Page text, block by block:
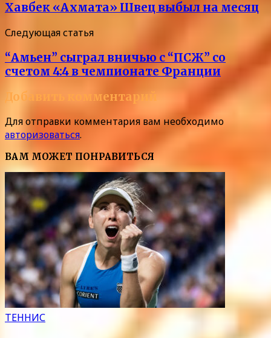
Хавбек «Ахмата» Швец выбыл на месяц
Следующая статья
“Амьен” сыграл вничью с “ПСЖ” со
счетом 4:4 в чемпионате Франции
Добавить комментарий
Для отправки комментария вам необходимо
авторизоваться.
ВАМ МОЖЕТ ПОНРАВИТЬСЯ
ТЕННИС